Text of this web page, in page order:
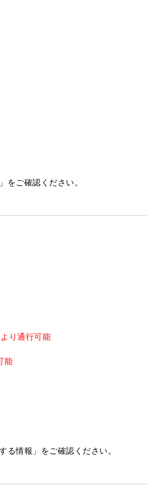
をご確認ください。
り通行可能
能
る情報」をご確認ください。